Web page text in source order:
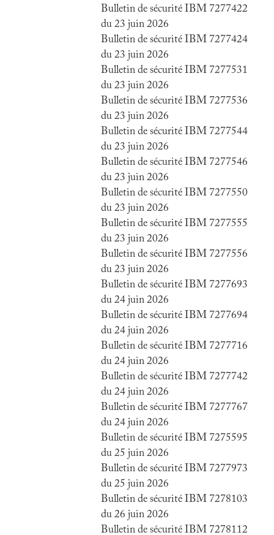
Bulletin de sécurité IBM 7277422
du 23 juin 2026
Bulletin de sécurité IBM 7277424
du 23 juin 2026
Bulletin de sécurité IBM 7277531
du 23 juin 2026
Bulletin de sécurité IBM 7277536
du 23 juin 2026
Bulletin de sécurité IBM 7277544
du 23 juin 2026
Bulletin de sécurité IBM 7277546
du 23 juin 2026
Bulletin de sécurité IBM 7277550
du 23 juin 2026
Bulletin de sécurité IBM 7277555
du 23 juin 2026
Bulletin de sécurité IBM 7277556
du 23 juin 2026
Bulletin de sécurité IBM 7277693
du 24 juin 2026
Bulletin de sécurité IBM 7277694
du 24 juin 2026
Bulletin de sécurité IBM 7277716
du 24 juin 2026
Bulletin de sécurité IBM 7277742
du 24 juin 2026
Bulletin de sécurité IBM 7277767
du 24 juin 2026
Bulletin de sécurité IBM 7275595
du 25 juin 2026
Bulletin de sécurité IBM 7277973
du 25 juin 2026
Bulletin de sécurité IBM 7278103
du 26 juin 2026
Bulletin de sécurité IBM 7278112